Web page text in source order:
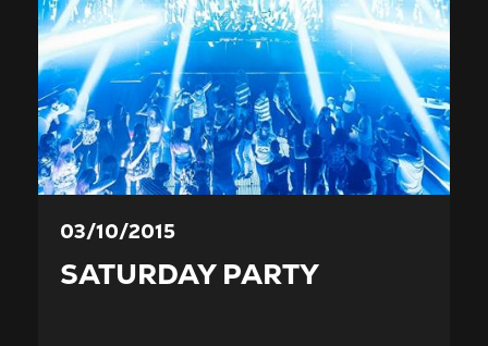
03/10/2015
SATURDAY PARTY